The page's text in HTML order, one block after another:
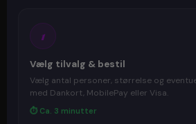
1
Vælg tilvalg & bestil
Vælg antal personer, størrelse og
med Dankort, MobilePay eller Visa.
⏱ Ca. 3 minutter